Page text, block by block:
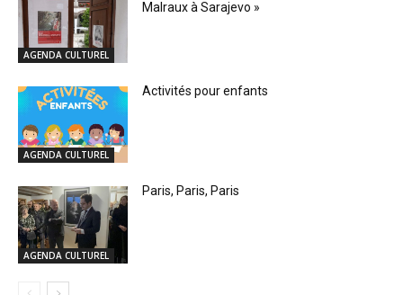
AGENDA CULTUREL
Malraux à Sarajevo »
AGENDA CULTUREL
Activités pour enfants
AGENDA CULTUREL
Paris, Paris, Paris